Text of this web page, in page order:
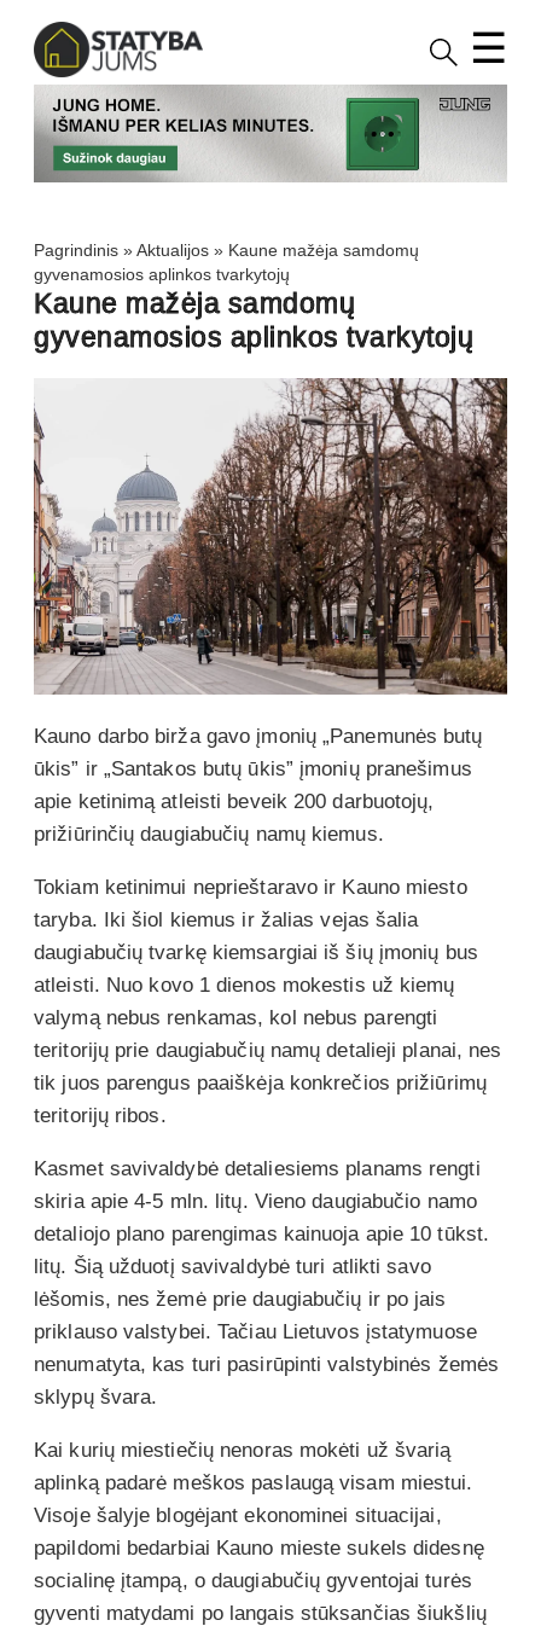
☰
Pagrindinis »Aktualijos » Kaune mažėja samdomų
gyvenamosios aplinkos tvarkytojų
Kaune mažėja samdomų
gyvenamosios aplinkos tvarkytojų
Kauno darbo birža gavo įmonių „Panemunės butų
ūkis” ir „Santakos butų ūkis” įmonių pranešimus
apie ketinimą atleisti beveik 200 darbuotojų,
prižiūrinčių daugiabučių namų kiemus.
Tokiam ketinimui neprieštaravo ir Kauno miesto
taryba. Iki šiol kiemus ir žalias vejas šalia
daugiabučių tvarkę kiemsargiai iš šių įmonių bus
atleisti. Nuo kovo 1 dienos mokestis už kiemų
valymą nebus renkamas, kol nebus parengti
teritorijų prie daugiabučių namų detalieji planai, nes
tik juos parengus paaiškėja konkrečios prižiūrimų
teritorijų ribos.
Kasmet savivaldybė detaliesiems planams rengti
skiria apie 4-5 mln. litų. Vieno daugiabučio namo
detaliojo plano parengimas kainuoja apie 10 tūkst.
litų. Šią užduotį savivaldybė turi atlikti savo
lėšomis, nes žemė prie daugiabučių ir po jais
priklauso valstybei. Tačiau Lietuvos įstatymuose
nenumatyta, kas turi pasirūpinti valstybinės žemės
sklypų švara.
Kai kurių miestiečių nenoras mokėti už švarią
aplinką padarė meškos paslaugą visam miestui.
Visoje šalyje blogėjant ekonominei situacijai,
papildomi bedarbiai Kauno mieste sukels didesnę
socialinę įtampą, o daugiabučių gyventojai turės
gyventi matydami po langais stūksančias šiukšlių